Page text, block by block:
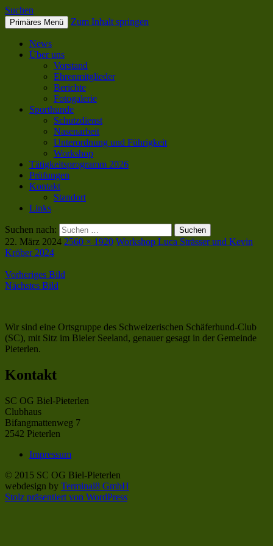
SC OG Biel-Pieterlen
Suchen
Primäres Menü Zum Inhalt springen
News
Über uns
Vorstand
Ehrenmitglieder
Berichte
Fotogalerie
Sporthunde
Schutzdienst
Nasenarbeit
Unterordnung und Führigkeit
Workshop
Tätigkeitsprogramm 2026
Prüfungen
Kontakt
Standort
Links
Suchen nach:
22. März 2024 2560 × 1920 Workshop Luca Strässer und Kevin
Kröber 2024
Vorheriges Bild
Nächstes Bild
Wir sind eine Ortsgruppe des Schweizerischen Schäferhund-Club
(SC), mit Sitz im Bieler Seeland, genauer gesagt in der Gemeinde
Pieterlen.
Kontakt
SC OG Biel-Pieterlen
Clubhaus
Bifangmattenweg 7
2542 Pieterlen
Impressum
© 2015 SC OG Biel-Pieterlen
webdesign by Terminal8 GmbH
Stolz präsentiert von WordPress